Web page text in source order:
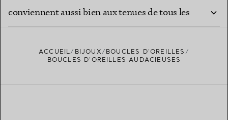
conviennent aussi bien aux tenues de tous les
ACCUEIL BIJOUX
BOUCLES D’OREILLES
BOUCLES D’OREILLES AUDACIEUSES